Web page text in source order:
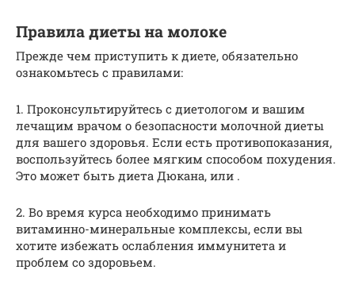
Правила диеты на молоке
Прежде чем приступить к диете, обязательно
ознакомьтесь с правилами:
1. Проконсультируйтесь с диетологом и вашим
лечащим врачом о безопасности молочной диеты
для вашего здоровья. Если есть противопоказания,
воспользуйтесь более мягким способом похудения.
Это может быть диета Дюкана, или .
2. Во время курса необходимо принимать
витаминно-минеральные комплексы, если вы
хотите избежать ослабления иммунитета и
проблем со здоровьем.